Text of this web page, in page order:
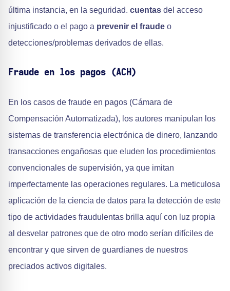
última instancia, en la seguridad. cuentas del acceso
injustificado o el pago a prevenir el fraude o
detecciones/problemas derivados de ellas.
Fraude en los pagos (ACH)
En los casos de fraude en pagos (Cámara de
Compensación Automatizada), los autores manipulan los
sistemas de transferencia electrónica de dinero, lanzando
transacciones engañosas que eluden los procedimientos
convencionales de supervisión, ya que imitan
imperfectamente las operaciones regulares. La meticulosa
aplicación de la ciencia de datos para la detección de este
tipo de actividades fraudulentas brilla aquí con luz propia
al desvelar patrones que de otro modo serían difíciles de
encontrar y que sirven de guardianes de nuestros
preciados activos digitales.